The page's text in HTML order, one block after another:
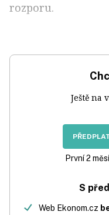
rozporu.
Ještě na
První 2
S
Web Ekonom.cz